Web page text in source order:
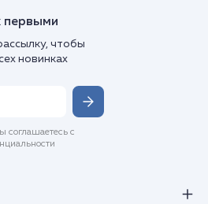
первыми
чтобы
новинках
соглашаетесь с